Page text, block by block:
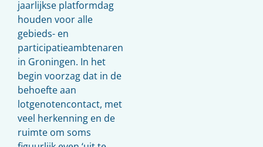
jaarlijkse platformdag
houden voor alle
gebieds- en
participatieambtenaren
in Groningen. In het
begin voorzag dat in de
behoefte aan
lotgenotencontact, met
veel herkenning en de
ruimte om soms